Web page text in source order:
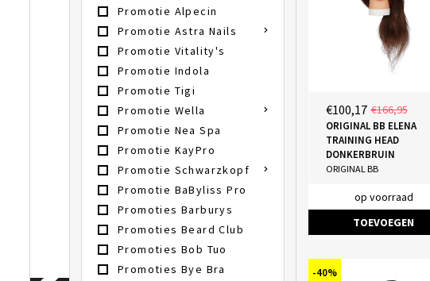
Promotie Alpecin
Promotie Astra Nails
Promotie Vitality's
Promotie Indola
Promotie Tigi
Promotie Wella
Promotie Nea Spa
Promotie KayPro
Promotie Schwarzkopf
Promotie BaByliss Pro
Promoties Barburys
Promoties Beard Club
Promoties Bob Tuo
Promoties Bye Bra
€100,17 €166,95
ORIGINAL BB ELENA
TRAINING HEAD
DONKERBRUIN
ORIGINAL BB
op voorraad
TOEVOEGEN
-40%